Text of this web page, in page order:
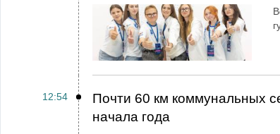
12:54
Почти 60 км коммунальных
начала года